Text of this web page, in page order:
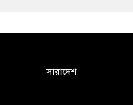
সারাদেশ